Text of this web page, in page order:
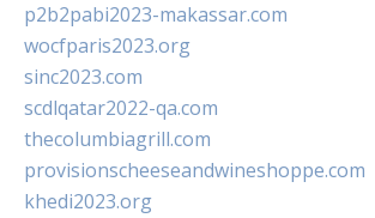
p2b2pabi2023-makassar.com
wocfparis2023.org
sinc2023.com
scdlqatar2022-qa.com
thecolumbiagrill.com
provisionscheeseandwineshoppe.com
khedi2023.org